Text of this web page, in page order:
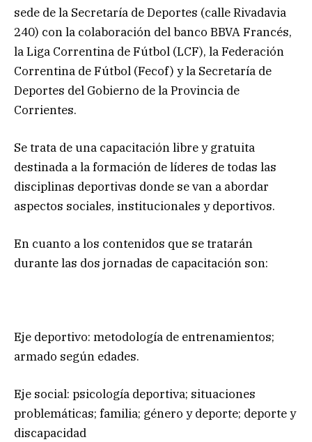
sede de la Secretaría de Deportes (calle Rivadavia
240) con la colaboración del banco BBVA Francés,
la Liga Correntina de Fútbol (LCF), la Federación
Correntina de Fútbol (Fecof) y la Secretaría de
Deportes del Gobierno de la Provincia de
Corrientes.
Se trata de una capacitación libre y gratuita
destinada a la formación de líderes de todas las
disciplinas deportivas donde se van a abordar
aspectos sociales, institucionales y deportivos.
En cuanto a los contenidos que se tratarán
durante las dos jornadas de capacitación son:
Eje deportivo: metodología de entrenamientos;
armado según edades.
Eje social: psicología deportiva; situaciones
problemáticas; familia; género y deporte; deporte y
discapacidad